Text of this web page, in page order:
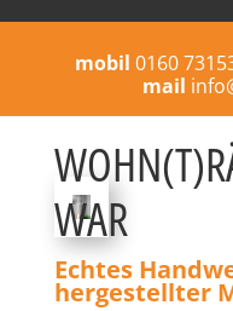
mobil 0160
mail
WAR
Echtes
hergestellter